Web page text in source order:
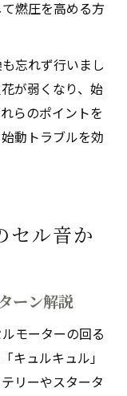
燃圧を高める方
忘れず行いまし
が弱くなり、始
らのポイントを
動トラブルを効
セル音か
ーン解説
モーターの回る
キュルキュル」
リーやスタータ